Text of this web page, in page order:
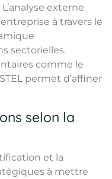
externe
à travers le
sectorielles.
comme le
permet d’affiner
selon la
et la
à mettre